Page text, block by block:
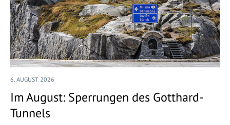
6. AUGUST 2026
Im August: Sperrungen des Gotthard-
Tunnels